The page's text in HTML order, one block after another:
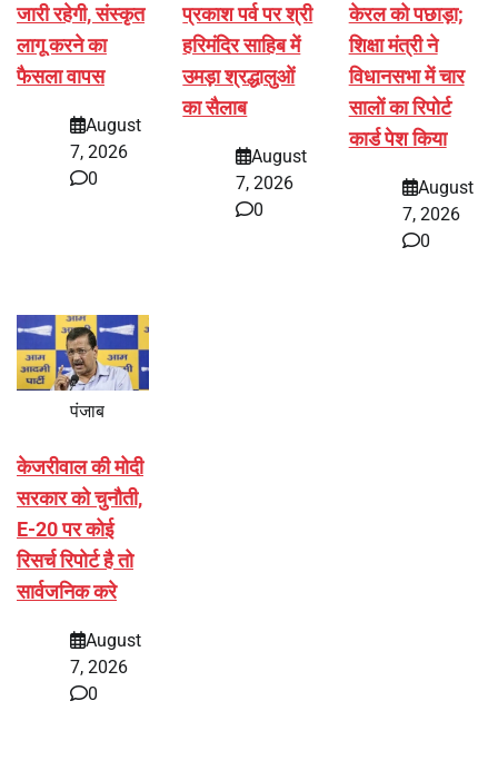
जारी रहेगी, संस्कृत
लागू करने का
फैसला वापस
August
7, 2026
0
प्रकाश पर्व पर श्री
हरिमंदिर साहिब में
उमड़ा श्रद्धालुओं
का सैलाब
August
7, 2026
0
केरल को पछाड़ा;
शिक्षा मंत्री ने
विधानसभा में चार
सालों का रिपोर्ट
कार्ड पेश किया
August
7, 2026
0
पंजाब
केजरीवाल की मोदी
सरकार को चुनौती,
E-20 पर कोई
रिसर्च रिपोर्ट है तो
सार्वजनिक करे
August
7, 2026
0